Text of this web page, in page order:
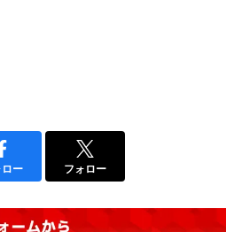
ロー フォロー